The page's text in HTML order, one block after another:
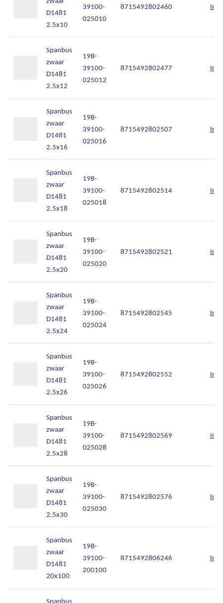
Ons assortiment
Onze merken
D1481
2.5x10
39100-
025010
8715492802460
Spanbus
zwaar
D1481
2.5x12
19B-
39100-
025012
8715492802477
Spanbus
zwaar
D1481
2.5x16
19B-
39100-
025016
8715492802507
Spanbus
zwaar
D1481
2.5x18
19B-
39100-
025018
8715492802514
Spanbus
zwaar
D1481
2.5x20
19B-
39100-
025020
8715492802521
Spanbus
zwaar
D1481
2.5x24
19B-
39100-
025024
8715492802545
Spanbus
zwaar
D1481
2.5x26
19B-
39100-
025026
8715492802552
Spanbus
zwaar
D1481
2.5x28
19B-
39100-
025028
8715492802569
Spanbus
zwaar
D1481
2.5x30
19B-
39100-
025030
8715492802576
Spanbus
zwaar
D1481
20x100
19B-
39100-
200100
8715492806246
Spanbus